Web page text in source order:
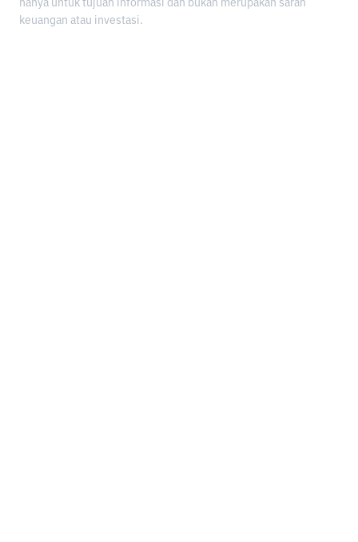
hanya untuk tujuan informasi dan bukan merupakan saran
keuangan atau investasi.